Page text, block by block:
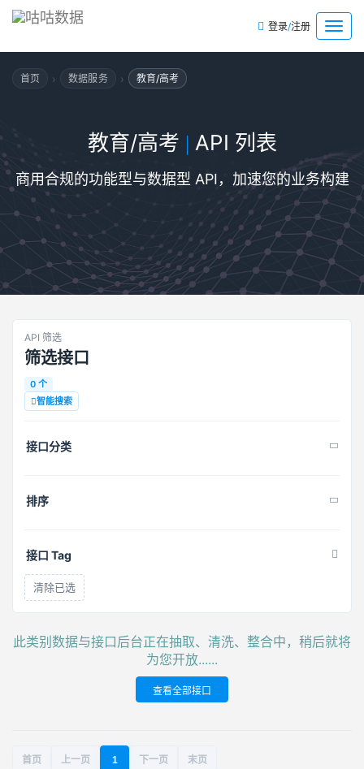
菜
单
登录/注册
首页 › 数据服务 › 教育/高考
教育/高考 | API 列表
商用合规的功能型与数据型 API，加速您的业务构建
API 筛选
筛选接口
0 个
智能搜索
接口分类
排序
接口 Tag
清除已选
此类别数据与接口后台正在抽取、清洗、整合中，稍后就将
为您开放......
查看全部接口
首页 上一页 1 下一页 末页